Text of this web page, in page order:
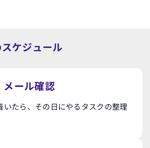
ケジュール
メール確認
いたら、その日にやるタスクの整理